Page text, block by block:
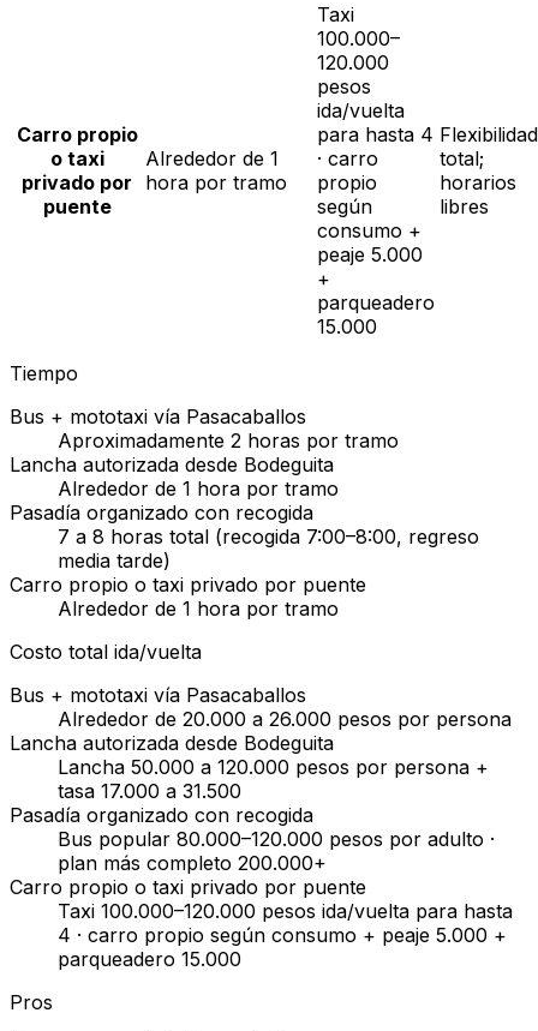
Carro propio
o taxi
privado por
puente
Alrededor de 1
hora por tramo
Taxi
100.000–
120.000
pesos
ida/vuelta
para hasta 4
· carro
propio
según
consumo +
peaje 5.000
+
parqueadero
15.000
Flexibilidad
total;
horarios
libres
Tiempo
Bus + mototaxi vía Pasacaballos
Aproximadamente 2 horas por tramo
Lancha autorizada desde Bodeguita
Alrededor de 1 hora por tramo
Pasadía organizado con recogida
7 a 8 horas total (recogida 7:00–8:00, regreso
media tarde)
Carro propio o taxi privado por puente
Alrededor de 1 hora por tramo
Costo total ida/vuelta
Bus + mototaxi vía Pasacaballos
Alrededor de 20.000 a 26.000 pesos por persona
Lancha autorizada desde Bodeguita
Lancha 50.000 a 120.000 pesos por persona +
tasa 17.000 a 31.500
Pasadía organizado con recogida
Bus popular 80.000–120.000 pesos por adulto ·
plan más completo 200.000+
Carro propio o taxi privado por puente
Taxi 100.000–120.000 pesos ida/vuelta para hasta
4 · carro propio según consumo + peaje 5.000 +
parqueadero 15.000
Pros